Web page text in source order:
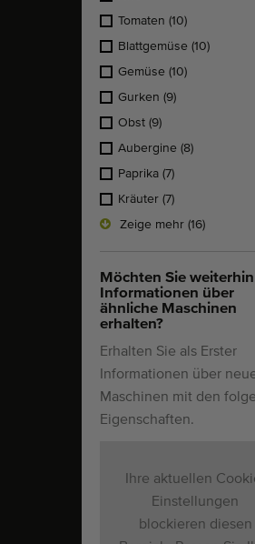
Tomaten (10)
Blattgemüse (10)
Gemüse (10)
Gurken (9)
Obst (9)
Aubergine (8)
Paprika (7)
Kräuter (7)
Zeige mehr (16)
Möchten Sie weiterhin
Informationen über
ähnliche Maschinen
erhalten?
Erhalten Sie als Erster
Informationen über
Maschinen mit den
Eigenschaften.
Ihre aktuellen
Einstellungen
blockieren diesen